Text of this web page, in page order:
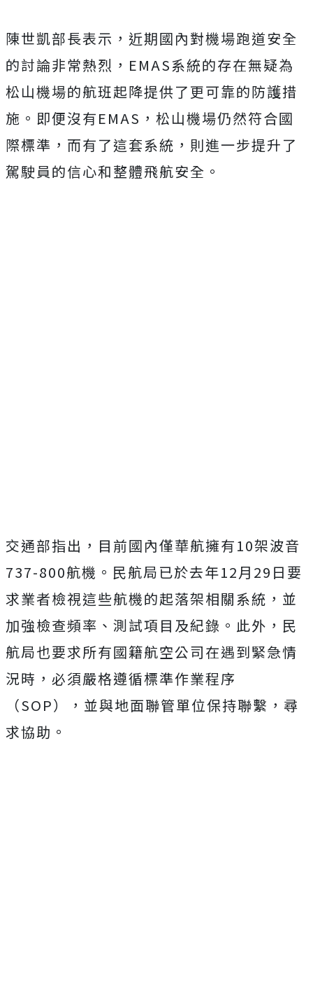
陳世凱部長表示，近期國內對機場跑道安全
的討論非常熱烈，EMAS系統的存在無疑為
松山機場的航班起降提供了更可靠的防護措
施。即便沒有EMAS，松山機場仍然符合國
際標準，而有了這套系統，則進一步提升了
駕駛員的信心和整體飛航安全。
交通部指出，目前國內僅華航擁有10架波音
737-800航機。民航局已於去年12月29日要
求業者檢視這些航機的起落架相關系統，並
加強檢查頻率、測試項目及紀錄。此外，民
航局也要求所有國籍航空公司在遇到緊急情
況時，必須嚴格遵循標準作業程序
（SOP），並與地面聯管單位保持聯繫，尋
求協助。